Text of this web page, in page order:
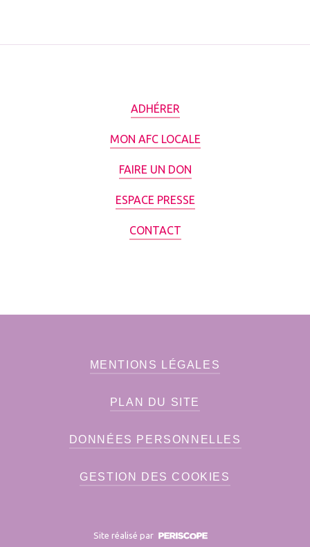
ADHÉRER
MON AFC LOCALE
FAIRE UN DON
ESPACE PRESSE
CONTACT
MENTIONS LÉGALES
PLAN DU SITE
DONNÉES PERSONNELLES
GESTION DES COOKIES
Site réalisé par